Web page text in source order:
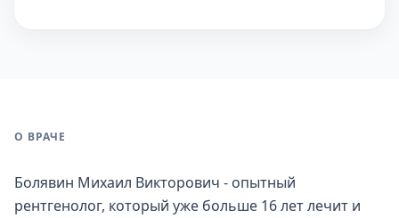
О ВРАЧЕ
Болявин Михаил Викторович - опытный
рентгенолог, который уже больше 16 лет лечит и